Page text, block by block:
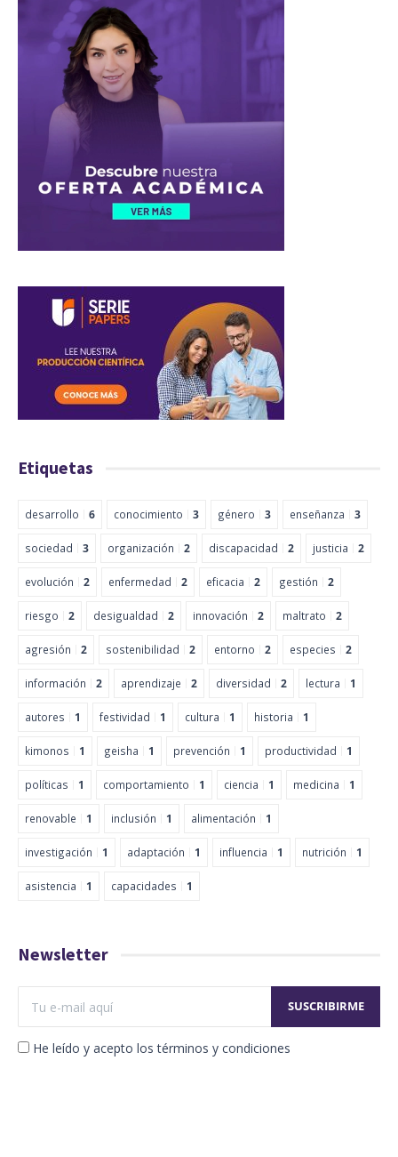
Etiquetas
desarrollo 6 conocimiento 3 género 3 enseñanza 3
sociedad 3 organización 2 discapacidad 2 justicia 2
evolución 2 enfermedad 2 eficacia 2 gestión 2
riesgo 2 desigualdad 2 innovación 2 maltrato 2
agresión 2 sostenibilidad 2 entorno 2 especies 2
información 2 aprendizaje 2 diversidad 2 lectura 1
autores 1 festividad 1 cultura 1 historia 1
kimonos 1 geisha 1 prevención 1 productividad 1
políticas 1 comportamiento 1 ciencia 1 medicina 1
renovable 1 inclusión 1 alimentación 1
investigación 1 adaptación 1 influencia 1 nutrición 1
asistencia 1 capacidades 1
Newsletter
He leído y acepto los términos y condiciones